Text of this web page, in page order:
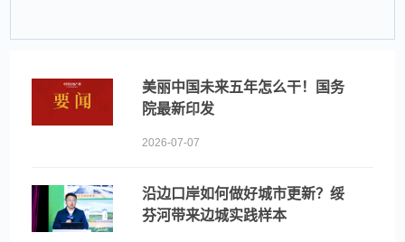
美丽中国未来五年怎么干！国务
院最新印发
2026-07-07
沿边口岸如何做好城市更新？绥
芬河带来边城实践样本